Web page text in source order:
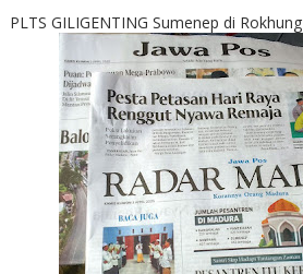
PLTS GILIGENTING Sumenep di Rokhung